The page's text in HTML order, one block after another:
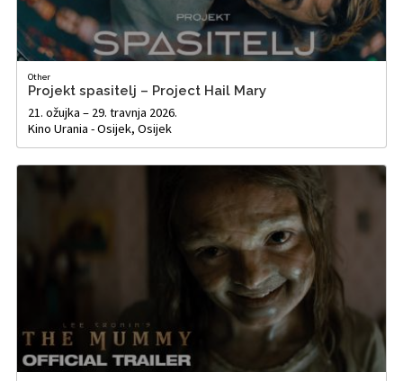
Other
Projekt spasitelj – Project Hail Mary
21. ožujka – 29. travnja 2026.
Kino Urania - Osijek, Osijek